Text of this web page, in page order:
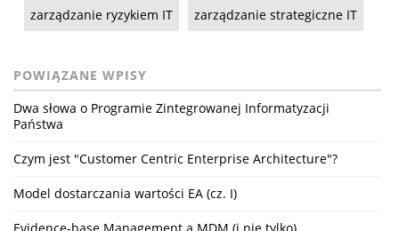
zarządzanie ryzykiem IT zarządzanie strategiczne IT
POWIĄZANE WPISY
Dwa słowa o Programie Zintegrowanej Informatyzacji
Państwa
Czym jest "Customer Centric Enterprise Architecture"?
Model dostarczania wartości EA (cz. I)
Evidence-base Management a MDM (i nie tylko)